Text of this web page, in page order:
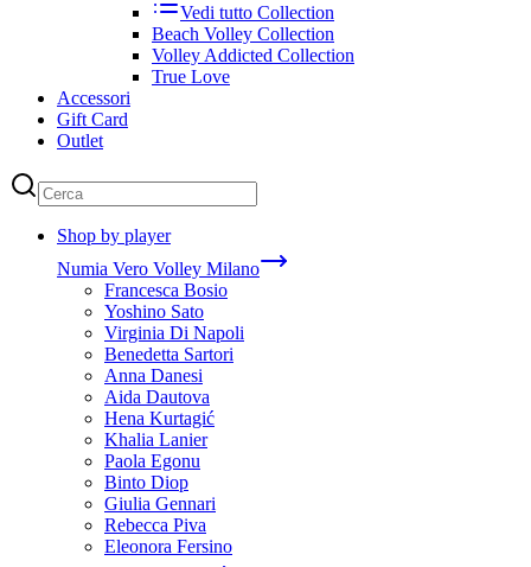
Vedi tutto Collection
Beach Volley Collection
Volley Addicted Collection
True Love
Accessori
Gift Card
Outlet
Shop by player
Numia Vero Volley Milano
Francesca Bosio
Yoshino Sato
Virginia Di Napoli
Benedetta Sartori
Anna Danesi
Aida Dautova
Hena Kurtagić
Khalia Lanier
Paola Egonu
Binto Diop
Giulia Gennari
Rebecca Piva
Eleonora Fersino